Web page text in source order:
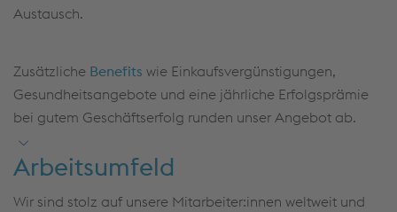
Austausch.
Zusätzliche Benefits wie Einkaufsvergünstigungen,
Gesundheitsangebote und eine jährliche Erfolgsprämie
bei gutem Geschäftserfolg runden unser Angebot ab.
Arbeitsumfeld
Wir sind stolz auf unsere Mitarbeiter:innen weltweit und